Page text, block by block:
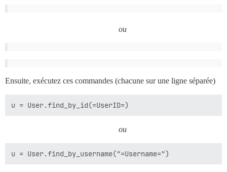
ou
Ensuite, exécutez ces commandes (chacune sur une ligne séparée)
ou